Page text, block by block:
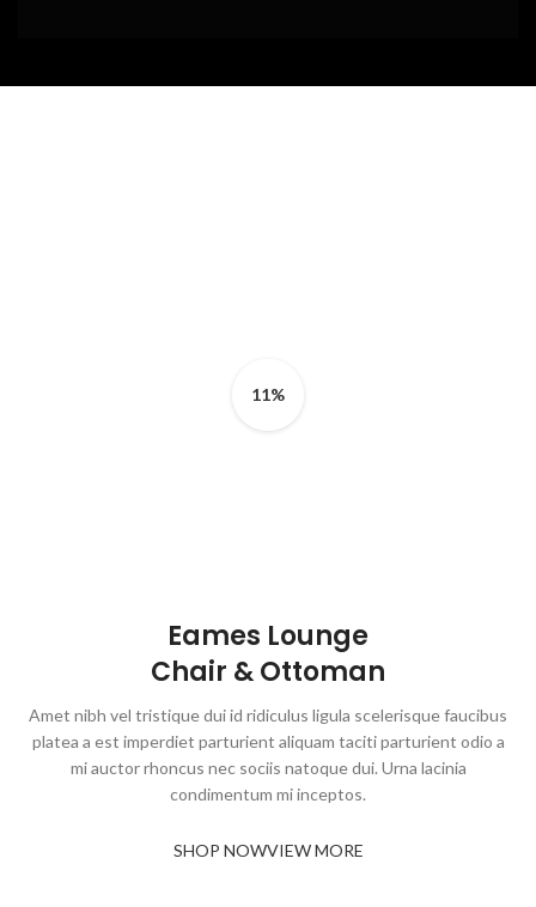
11%
Eames Lounge
Chair & Ottoman
Amet nibh vel tristique dui id ridiculus ligula scelerisque faucibus
platea a est imperdiet parturient aliquam taciti parturient odio a
mi auctor rhoncus nec sociis natoque dui. Urna lacinia
condimentum mi inceptos.
SHOP NOWVIEW MORE